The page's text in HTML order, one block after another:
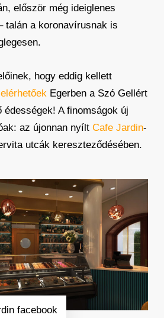
először még ideiglenes
talán a koronavírusnak is
hogy eddig kellett
Egerben a Szó Gellért
A finomságok új
az újonnan nyílt Cafe Jardin-
utcák kereszteződésében.
facebook